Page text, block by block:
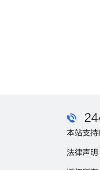
24
本站支
法律声明